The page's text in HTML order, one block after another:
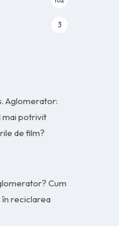
3
Aglomerator:
mai potrivit
de film?
Cum
reciclarea